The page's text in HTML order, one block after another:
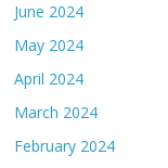
June 2024
May 2024
April 2024
March 2024
February 2024